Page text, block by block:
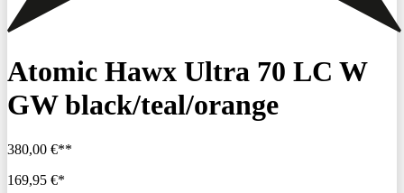
Atomic Hawx Ultra 70 LC W
GW black/teal/orange
380,00 €**
169,95 €*